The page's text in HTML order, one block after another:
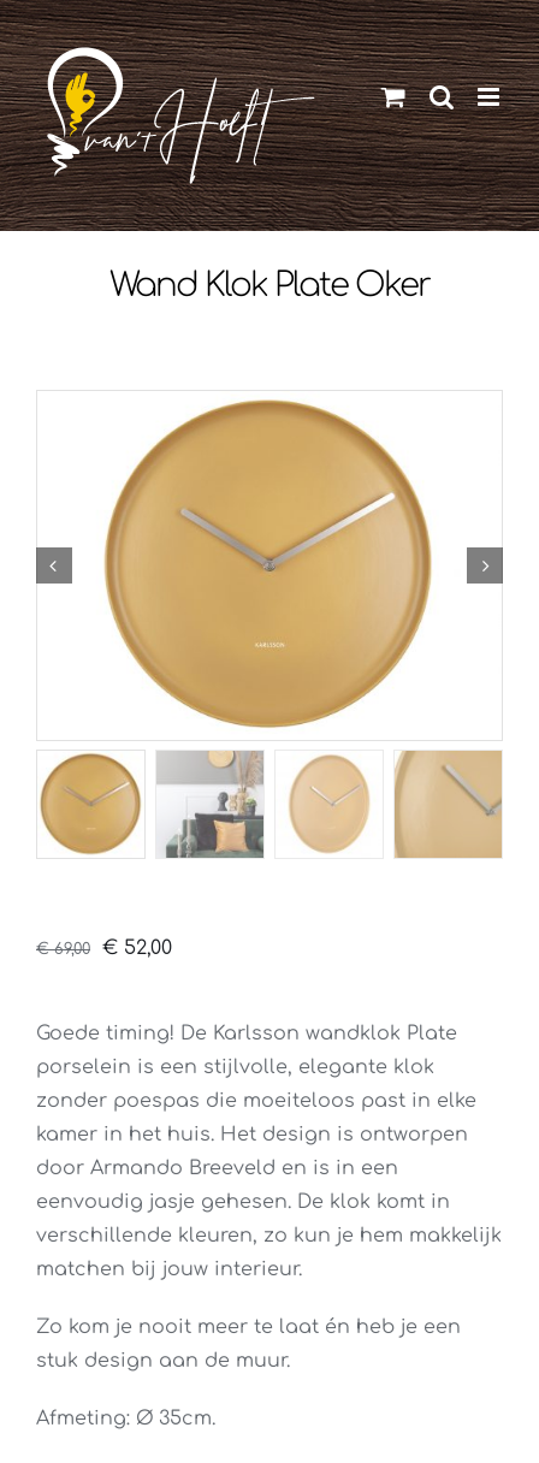
Ga
naar
inhoud
Wand Klok Plate Oker
€69,00
Oorspronkelijke
€ 69,00.
€ 52,00Huidige
Goede timing! De Karlsson wandklok Plate
porselein is een stijlvolle, elegante klok
zonder poespas die moeiteloos past in elke
kamer in het huis. Het design is ontworpen
door Armando Breeveld en is in een
eenvoudig jasje gehesen. De klok komt in
verschillende kleuren, zo kun je hem makkelijk
matchen bij jouw interieur.
Zo kom je nooit meer te laat én heb je een
stuk design aan de muur.
Afmeting: Ø 35cm.